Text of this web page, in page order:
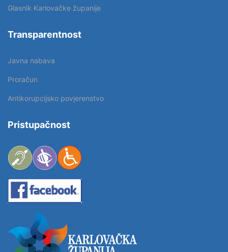
Glasnik Karlovačke županije
Transparentnost
Javna nabava
Proračun
Antikorupcijsko povjerenstvo
Pristupačnost